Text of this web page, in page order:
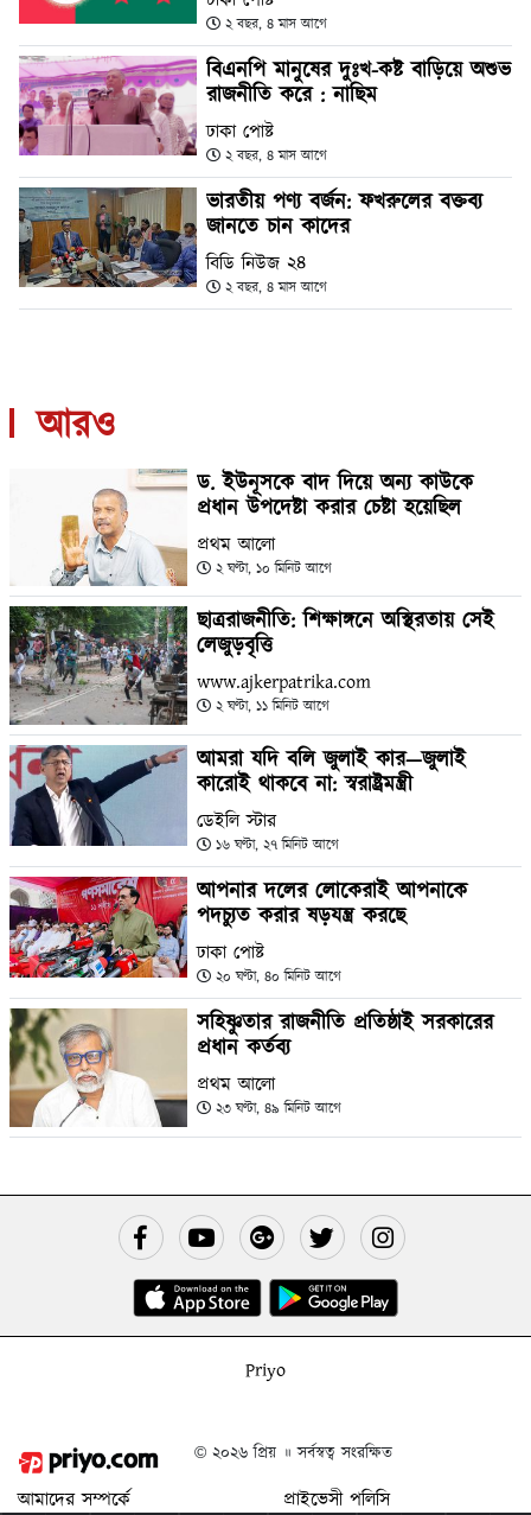
২ বছর, ৪ মাস আগে
বিএনপি মানুষের দুঃখ-কষ্ট বাড়িয়ে অশুভ
রাজনীতি করে : নাছিম
ঢাকা পোষ্ট
২ বছর, ৪ মাস আগে
ভারতীয় পণ্য বর্জন: ফখরুলের বক্তব্য
জানতে চান কাদের
বিডি নিউজ ২৪
২ বছর, ৪ মাস আগে
আরও
ড. ইউনূসকে বাদ দিয়ে অন্য কাউকে
প্রধান উপদেষ্টা করার চেষ্টা হয়েছিল
প্রথম আলো
২ ঘণ্টা, ১০ মিনিট আগে
ছাত্ররাজনীতি: শিক্ষাঙ্গনে অস্থিরতায় সেই
লেজুড়বৃত্তি
www.ajkerpatrika.com
২ ঘণ্টা, ১১ মিনিট আগে
আমরা যদি বলি জুলাই কার—জুলাই
কারোই থাকবে না: স্বরাষ্ট্রমন্ত্রী
ডেইলি স্টার
১৬ ঘণ্টা, ২৭ মিনিট আগে
আপনার দলের লোকেরাই আপনাকে
পদচ্যুত করার ষড়যন্ত্র করছে
ঢাকা পোষ্ট
২০ ঘণ্টা, ৪০ মিনিট আগে
সহিষ্ণুতার রাজনীতি প্রতিষ্ঠাই সরকারের
প্রধান কর্তব্য
প্রথম আলো
২৩ ঘণ্টা, ৪৯ মিনিট আগে
Priyo
© ২০২৬ প্রিয় ॥ সর্বস্বত্ব সংরক্ষিত
আমাদের সম্পর্কে প্রাইভেসী পলিসি